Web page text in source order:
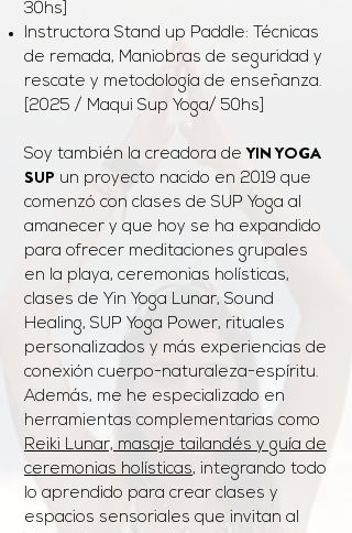
30hs
Instructora Stand up Paddle: Técnicas
de remada, Maniobras de seguridad y
rescate y metodología de enseñanza.
[2025 / Maqui Sup Yoga/ 50hs
Soy también la creadora de YIN YOGA
SUP un proyecto nacido en 2019 que
comenzó con clases de SUP Yoga al
amanecer y que hoy se ha expandido
para ofrecer meditaciones grupales
en la playa, ceremonias holísticas,
clases de Yin Yoga Lunar, Sound
Healing, SUP Yoga Power, rituales
personalizados y más experiencias de
conexión cuerpo-naturaleza-espíritu.
Además, me he especializado en
herramientas complementarias como
Reiki Lunar, masaje tailandés y guía de
ceremonias holísticas, integrando todo
lo aprendido para crear clases y
espacios sensoriales que invitan al